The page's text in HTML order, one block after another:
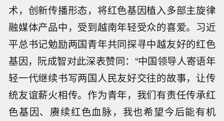
术，创新传播形态，将红色基因植入多部主旋律
融媒体产品中，受到越南年轻受众的喜爱。习近
平总书记勉励两国青年共同探寻中越友好的红色
基因，阮成智对此深表赞同：“中国领导人寄语年
轻一代继续书写两国人民友好交往的故事，让传
统友谊薪火相传。作为青年，我们有责任传承红
色基因、赓续红色血脉，我也希望今后能有机